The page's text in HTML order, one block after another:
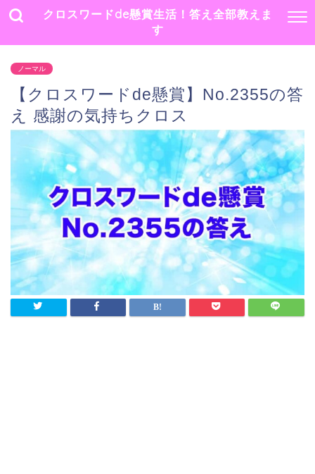
クロスワードde懸賞生活！答え全部教えま
す
ノーマル
【クロスワードde懸賞】No.2355の答
え 感謝の気持ちクロス